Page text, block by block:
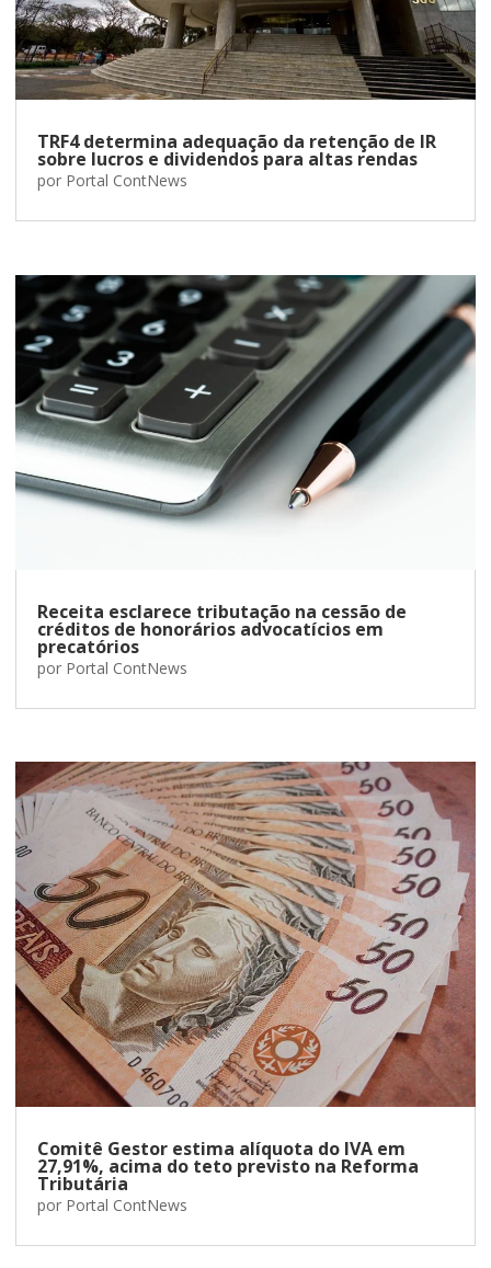
TRF4 determina adequação da retenção de IR
sobre lucros e dividendos para altas rendas
por Portal ContNews
Receita esclarece tributação na cessão de
créditos de honorários advocatícios em
precatórios
por Portal ContNews
Comitê Gestor estima alíquota do IVA em
27,91%, acima do teto previsto na Reforma
Tributária
por Portal ContNews